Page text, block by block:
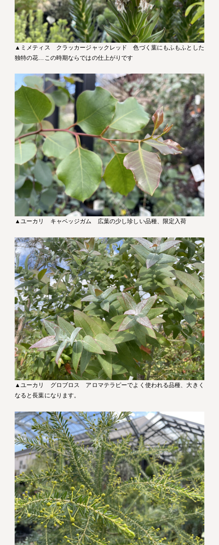
▲ミメティス クラッカージャックレッド 色づく葉にもふもふとした
独特の花…この時期ならではの仕上がりです
▲ユーカリ キャベッジガム 広葉の少し珍しい品種、限定入荷
▲ユーカリ グロブロス アロマテラピーでよく使われる品種、大きく
なると長葉になります。